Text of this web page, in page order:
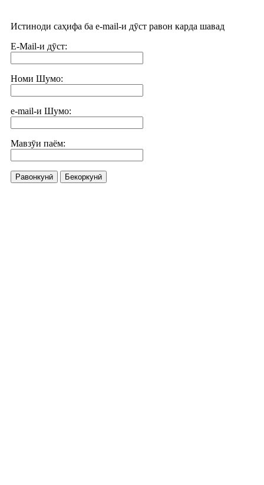
Истиноди саҳифа ба e-mail-и дӯст равон карда шавад
E-Mail-и дӯст:
Номи Шумо:
e-mail-и Шумо:
Мавзӯи паём:
Равонкунӣ Бекоркунӣ